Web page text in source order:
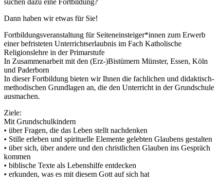
suchen dazu eine Fortbildung?
Dann haben wir etwas für Sie!
Fortbildungsveranstaltung für Seiteneinsteiger*innen zum Erwerb
einer befristeten Unterrichtserlaubnis im Fach Katholische
Religionslehre in der Primarstufe
In Zusammenarbeit mit den (Erz-)Bistümern Münster, Essen, Köln
und Paderborn
In dieser Fortbildung bieten wir Ihnen die fachlichen und didaktisch-
methodischen Grundlagen an, die den Unterricht in der Grundschule
ausmachen.
Ziele:
Mit Grundschulkindern
• über Fragen, die das Leben stellt nachdenken
• Stille erleben und spirituelle Elemente gelebten Glaubens gestalten
• über sich, über andere und den christlichen Glauben ins Gespräch
kommen
• biblische Texte als Lebenshilfe entdecken
• erkunden, was es mit diesem Gott auf sich hat